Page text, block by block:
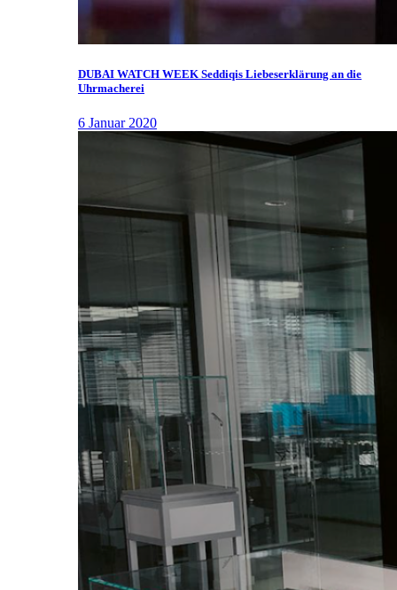
DUBAI WATCH WEEK Seddiqis Liebeserklärung an die
Uhrmacherei
6 Januar 2020